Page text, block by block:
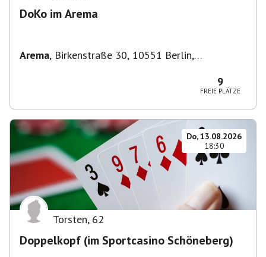
DoKo im Arema
Arema, Birkenstraße 30, 10551 Berlin,
9
FREIE PLÄTZE
Do, 13.08.2026
18:30
Torsten, 62
Doppelkopf (im Sportcasino Schöneberg)